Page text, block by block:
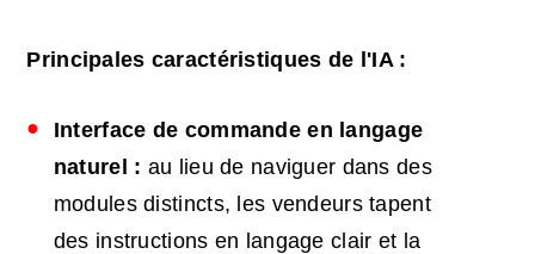
Principales caractéristiques de l'IA :
Interface de commande en langage
naturel : au lieu de naviguer dans des
modules distincts, les vendeurs tapent
des instructions en langage clair et la